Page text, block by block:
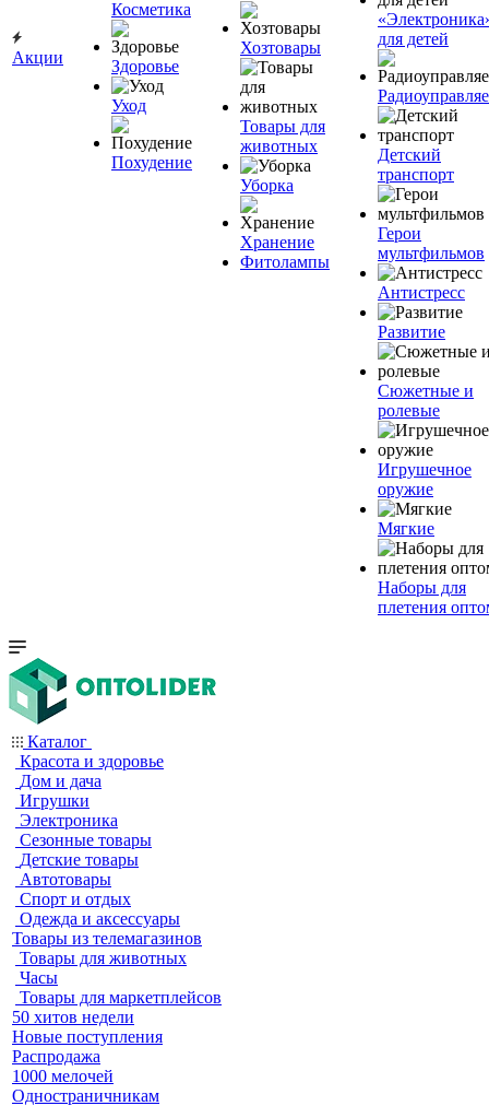
Акции
Косметика
Здоровье
Уход
Похудение
Хозтовары
Товары для
животных
Уборка
Хранение
Фитолампы
для детей
Детский
транспорт
Герои
мультфильмов
Антистресс
Развитие
Сюжетные и
ролевые
Игрушечное
оружие
Мягкие
Наборы для
плетения
Каталог
Красота и здоровье
Дом и дача
Игрушки
Электроника
Сезонные товары
Детские товары
Автотовары
Спорт и отдых
Одежда и аксессуары
Товары из телемагазинов
Товары для животных
Часы
Товары для маркетплейсов
50 хитов недели
Новые поступления
Распродажа
1000 мелочей
Одностраничникам